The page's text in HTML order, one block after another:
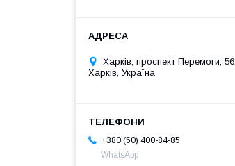
Харків, проспект Перемоги, 56,
Харків, Україна
+380 (50) 400-84-85
WhatsApp